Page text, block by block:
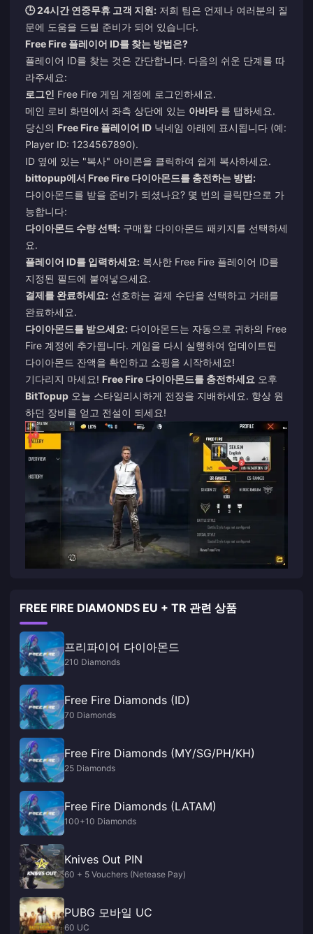
🕒 24시간 연중무휴 고객 지원: 저희 팀은 언제나 여러분의 질
문에 도움을 드릴 준비가 되어 있습니다.
Free Fire 플레이어 ID를 찾는 방법은?
플레이어 ID를 찾는 것은 간단합니다. 다음의 쉬운 단계를 따
라주세요:
로그인 Free Fire 게임 계정에 로그인하세요.
메인 로비 화면에서 좌측 상단에 있는 아바타를 탭하세요.
당신의 Free Fire 플레이어 ID 닉네임 아래에 표시됩니다 (예:
Player ID: 1234567890).
ID 옆에 있는 "복사" 아이콘을 클릭하여 쉽게 복사하세요.
bittopup에서 Free Fire 다이아몬드를 충전하는 방법:
다이아몬드를 받을 준비가 되셨나요? 몇 번의 클릭만으로 가
능합니다:
다이아몬드 수량 선택: 구매할 다이아몬드 패키지를 선택하세
요.
플레이어 ID를 입력하세요: 복사한 Free Fire 플레이어 ID를
지정된 필드에 붙여넣으세요.
결제를 완료하세요: 선호하는 결제 수단을 선택하고 거래를
완료하세요.
다이아몬드를 받으세요: 다이아몬드는 자동으로 귀하의 Free
Fire 계정에 추가됩니다. 게임을 다시 실행하여 업데이트된
다이아몬드 잔액을 확인하고 쇼핑을 시작하세요!
기다리지 마세요! Free Fire 다이아몬드를 충전하세요 오후
BitTopup 오늘 스타일리시하게 전장을 지배하세요. 항상 원
하던 장비를 얻고 전설이 되세요!
FREE FIRE DIAMONDS EU + TR 관련 상품
프리파이어 다이아몬드
210 Diamonds
Free Fire Diamonds (ID)
70 Diamonds
Free Fire Diamonds (MY/SG/PH/KH)
25 Diamonds
Free Fire Diamonds (LATAM)
100+10 Diamonds
Knives Out PIN
60 + 5 Vouchers (Netease Pay)
PUBG 모바일 UC
60 UC